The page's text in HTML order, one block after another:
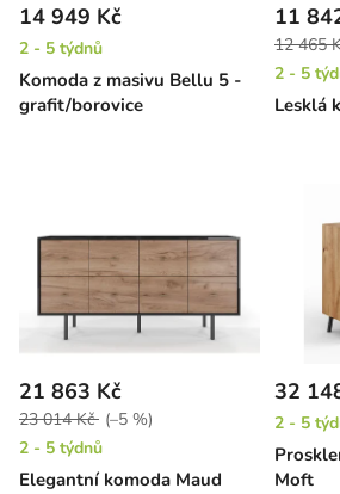
Komoda z masivu Bellu 5 -
grafit/borovice
14 949 Kč
2 - 5 týdnů
Lesklá
11
12 465
2 - 5
Elegantní komoda Maud
21 863 Kč
23 014 Kč (–5 %)
2 - 5 týdnů
Moft
32
2 - 5